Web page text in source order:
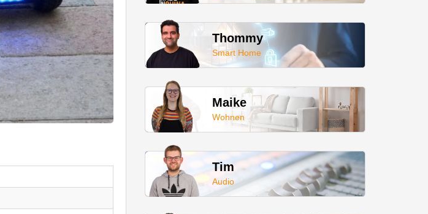
Thommy
Smart Home
Maike
Wohnen
Tim
Audio